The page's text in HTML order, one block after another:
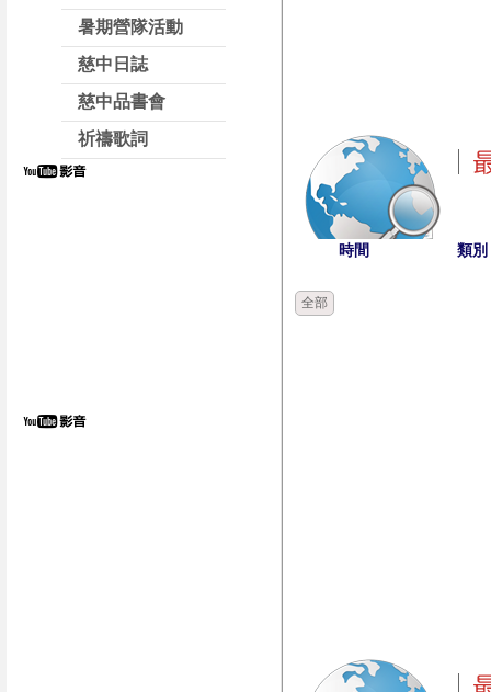
暑期營隊活動
慈中日誌
慈中品書會
祈禱歌詞
時間 類別
全部